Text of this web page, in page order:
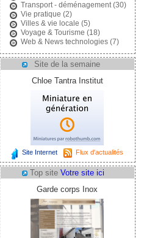
Transport - déménagement(30)
Vie pratique (2)
Villes & vie locale (5)
Voyage & Tourisme (18)
Web & News technologies(7)
Site de la semaine
Chloe Tantra Institut
Site Internet Flux d'actualités
Top site Votre site ici
Garde corps Inox